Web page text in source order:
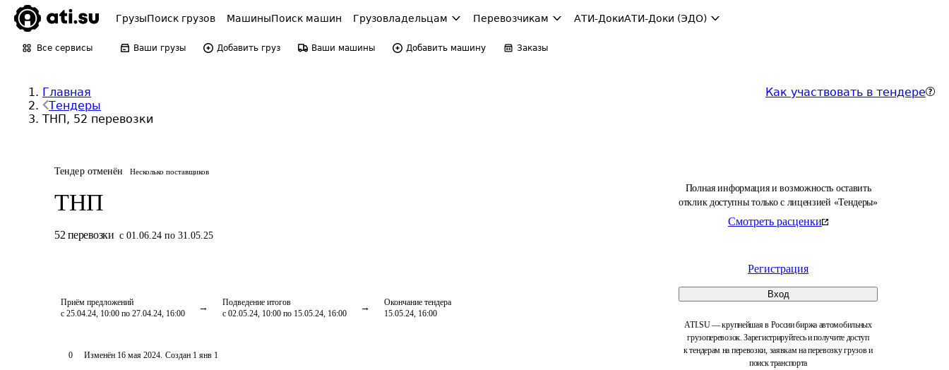
ГрузыПоиск грузов МашиныПоиск машин Грузовладельцам Перевозчикам АТИ-ДокиАТИ-Доки (ЭДО)
Все сервисы Ваши грузы Добавить груз Ваши машины Добавить машину Заказы
Главная
Тендеры
ТНП, 52 перевозки
Как участвовать в тендере
Тендер отменён Несколько поставщиков
ТНП
52 перевозки с 01.06.24 по 31.05.25
Приём предложений
с 25.04.24, 10:00 по 27.04.24, 16:00
Подведение итогов
с 02.05.24, 10:00 по 15.05.24, 16:00
Окончание тендера
15.05.24, 16:00
Полная информация и возможность оставить
отклик доступны только с лицензией «Тендеры»
Смотреть расценки
Регистрация
Вход
ATI.SU — крупнейшая в России биржа автомобильных
грузоперевозок. Зарегистрируйтесь и получите доступ
к тендерам на перевозки, заявкам на перевозку грузов и
поиск транспорта
0 Изменён 16 мая 2024. Создан 1 янв 1